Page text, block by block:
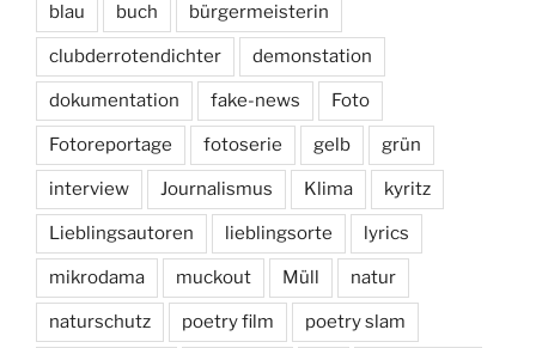
blau buch bürgermeisterin
clubderrotendichter demonstation
dokumentation fake-news Foto
Fotoreportage fotoserie gelb grün
interview Journalismus Klima kyritz
Lieblingsautoren lieblingsorte lyrics
mikrodama muckout Müll natur
naturschutz poetry film poetry slam